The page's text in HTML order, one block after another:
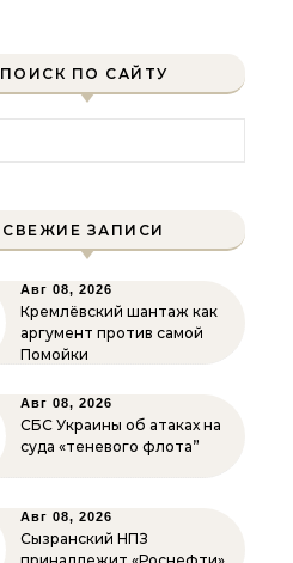
ПОИСК ПО САЙТУ
СВЕЖИЕ ЗАПИСИ
Авг 08, 2026
Кремлёвский шантаж как
аргумент против самой
Помойки
Авг 08, 2026
СБС Украины об атаках на
суда «теневого флота”
Авг 08, 2026
Сызранский НПЗ